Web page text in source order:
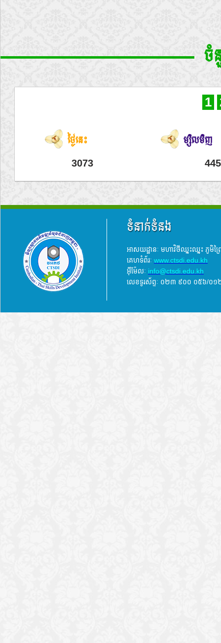
ចំ
1
ថ្ងៃនេះ
3073
ម្សិលមិញ
ទំនាក់ទំនង
អាសយដ្ឋានៈ មហាវិថីឈ្នះឈ្នះ ភូមិ
គេហទំព័រៈ www.ctsdi.edu.kh
អ៊ីម៉ែលៈ info@ctsdi.edu.kh​
លេខទូរស័ព្ទៈ ០២៣ ៩០០ ០៥៦/